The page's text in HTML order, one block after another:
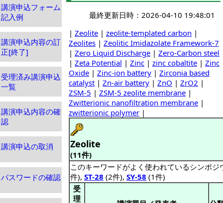
講演申込フォーム
記入例
講演申込内容の訂
正[終了]
受理済み講演申込
一覧
講演申込内容の確
認
講演申込の取消
パスワードの確認
最終更新日時：2026-04-10 19:48:01
| Zeolite | zeolite-templated carbon |
Zeolites | Zeolitic Imidazolate Framework-7
| Zero Liquid Discharge | Zero-Carbon steel
| Zeta Potential | Zinc | zinc cobaltite | Zinc
Oxide | Zinc-ion battery | Zirconia based
catalyst | Zn-air battery | ZnO | ZrO2 |
ZSM-5 | ZSM-5 zeolite membrane |
Zwitterionic nanofiltration membrane |
zwitterionic polymer |
Zeolite
(11件)
このキーワードがよく使われているシンポ
件), ST-28 (2件), SY-58 (1件)
受
理